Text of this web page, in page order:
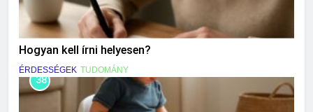
Hogyan kell írni helyesen?
ÉRDESSÉGEK TUDOMÁNY
38